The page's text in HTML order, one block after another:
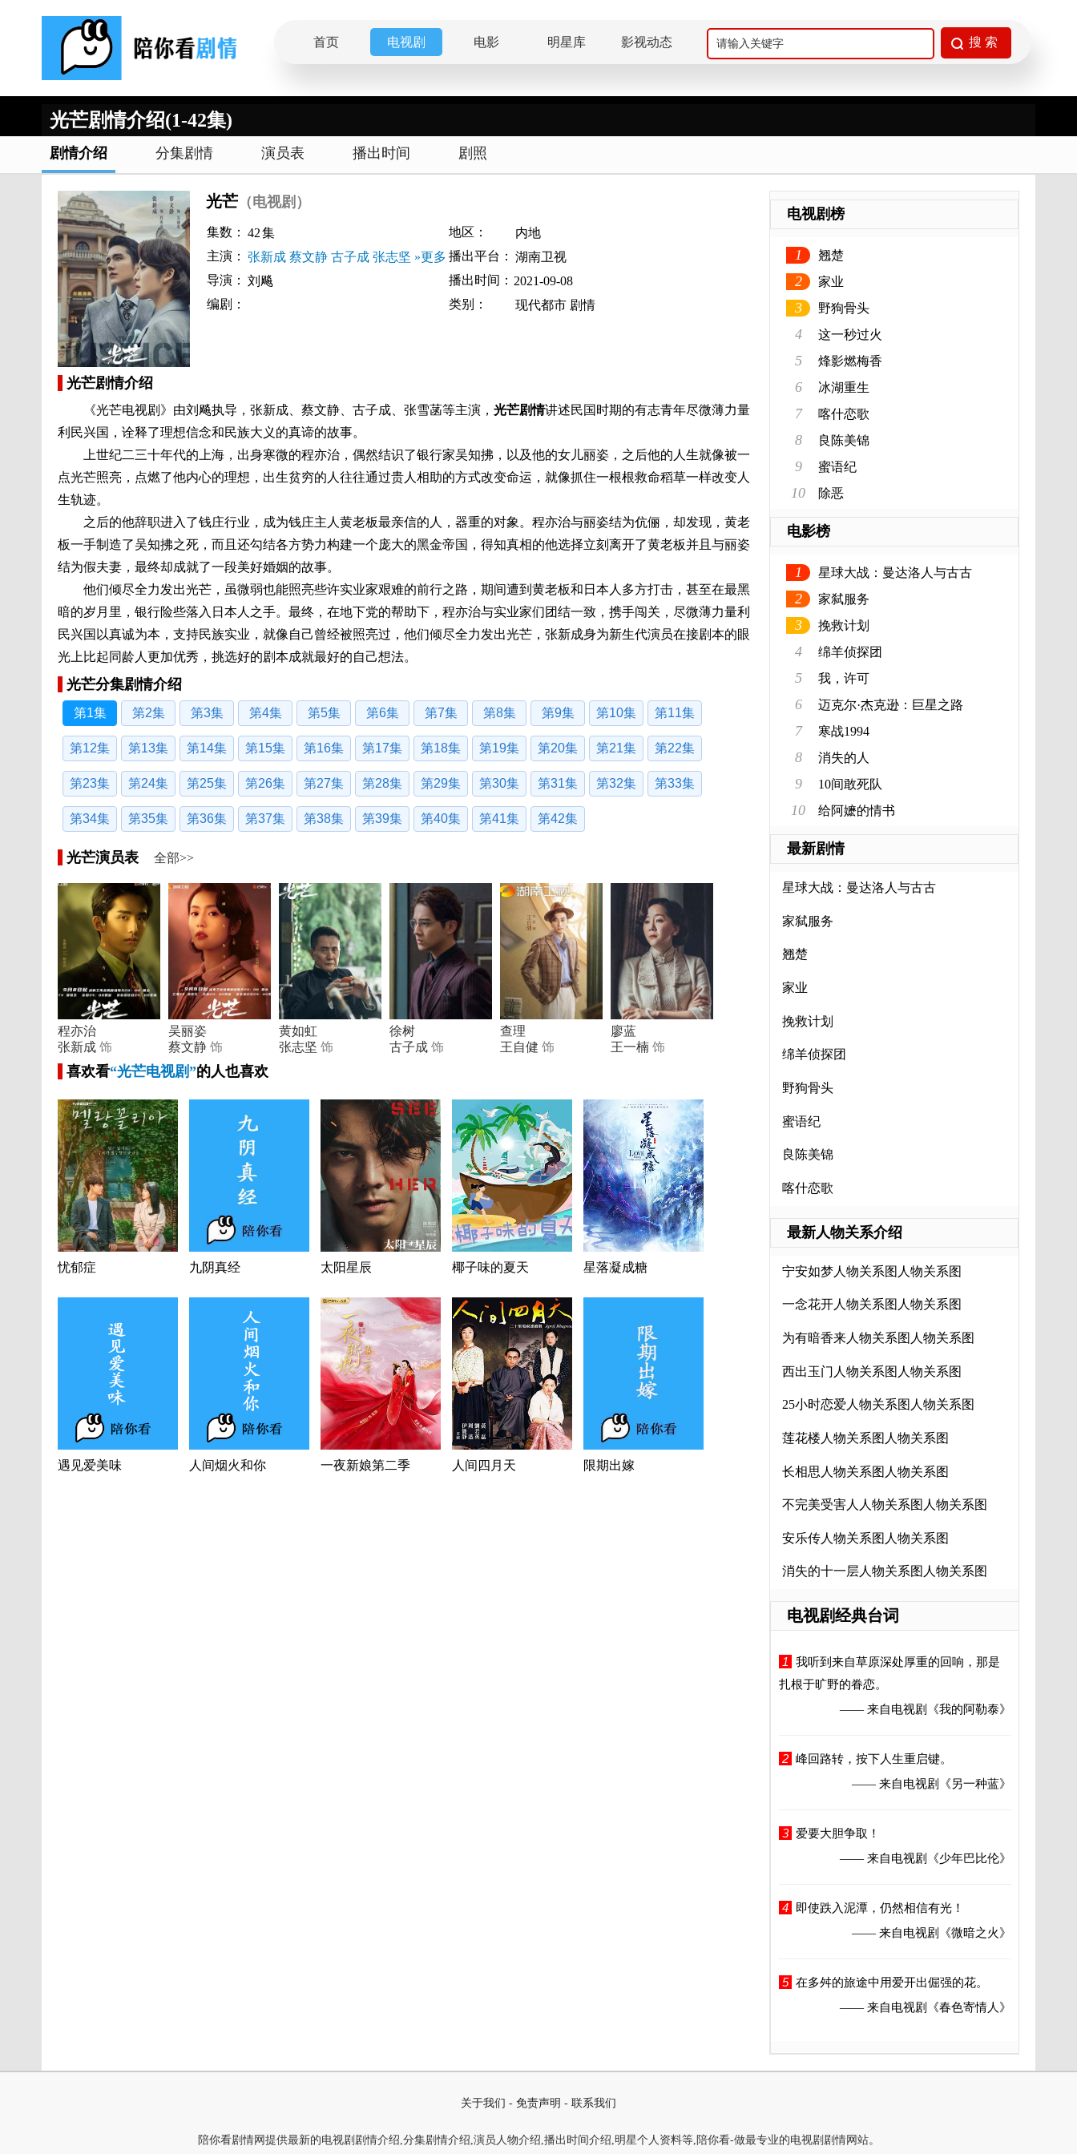
首页 电视剧 电影 明星库 影视动态
光芒剧情介绍(1-42集)
剧情介绍 分集剧情 演员表 播出时间 剧照
光芒 （电视剧）
集数： 42集 地区：
内地
主演： 张新成 蔡文静 古子成 张志坚 »更多 播出平台： 湖南卫视
导演： 刘飚 播出时间： 2021-09-08
编剧：
类别： 现代都市 剧情
光芒剧情介绍
《光芒电视剧》由刘飚执导，张新成、蔡文静、古子成、张雪菡等主演， 光芒剧情讲述民国时期的有志青年尽微薄力量
利民兴国，诠释了理想信念和民族大义的真谛的故事。
上世纪二三十年代的上海，出身寒微的程亦治，偶然结识了银行家吴知拂，以及他的女儿丽姿，之后他的人生就像被一
点光芒照亮，点燃了他内心的理想，出生贫穷的人往往通过贵人相助的方式改变命运，就像抓住一根根救命稻草一样改变人
生轨迹。
之后的他辞职进入了钱庄行业，成为钱庄主人黄老板最亲信的人，器重的对象。程亦治与丽姿结为伉俪，却发现，黄老
板一手制造了吴知拂之死，而且还勾结各方势力构建一个庞大的黑金帝国，得知真相的他选择立刻离开了黄老板并且与丽姿
结为假夫妻，最终却成就了一段美好婚姻的故事。
他们倾尽全力发出光芒，虽微弱也能照亮些许实业家艰难的前行之路，期间遭到黄老板和日本人多方打击，甚至在最黑
暗的岁月里，银行险些落入日本人之手。最终，在地下党的帮助下，程亦治与实业家们团结一致，携手闯关，尽微薄力量利
民兴国以真诚为本，支持民族实业，就像自己曾经被照亮过，他们倾尽全力发出光芒，张新成身为新生代演员在接剧本的眼
光上比起同龄人更加优秀，挑选好的剧本成就最好的自己想法。
光芒分集剧情介绍
第1集 第2集 第3集 第4集 第5集 第6集 第7集 第8集 第9集 第10集 第11集
第12集 第13集 第14集 第15集 第16集 第17集 第18集 第19集 第20集 第21集 第22集
第23集 第24集 第25集 第26集 第27集 第28集 第29集 第30集 第31集 第32集 第33集
第34集 第35集 第36集 第37集 第38集 第39集 第40集 第41集 第42集
光芒演员表 全部>>
程亦治
张新成 饰
吴丽姿
蔡文静 饰
黄如虹
张志坚 饰
徐树
古子成 饰
查理
王自健 饰
廖蓝
王一楠 饰
喜欢看“光芒电视剧”的人也喜欢
忧郁症 九阴真经 太阳星辰 椰子味的夏天 星落凝成糖
遇见爱美味 人间烟火和你 一夜新娘第二季 人间四月天 限期出嫁
电视剧榜
1 翘楚
2 家业
3 野狗骨头
4 这一秒过火
5 烽影燃梅香
6 冰湖重生
7 喀什恋歌
8 良陈美锦
9 蜜语纪
10 除恶
电影榜
1 星球大战：曼达洛人与古古
2 家弑服务
3 挽救计划
4 绵羊侦探团
5 我，许可
6 迈克尔·杰克逊：巨星之路
7 寒战1994
8 消失的人
9 10间敢死队
10 给阿嬷的情书
最新剧情
星球大战：曼达洛人与古古
家弑服务
翘楚
家业
挽救计划
绵羊侦探团
野狗骨头
蜜语纪
良陈美锦
喀什恋歌
最新人物关系介绍
宁安如梦人物关系图人物关系图
一念花开人物关系图人物关系图
为有暗香来人物关系图人物关系图
西出玉门人物关系图人物关系图
25小时恋爱人物关系图人物关系图
莲花楼人物关系图人物关系图
长相思人物关系图人物关系图
不完美受害人人物关系图人物关系图
安乐传人物关系图人物关系图
消失的十一层人物关系图人物关系图
电视剧经典台词
1
我听到来自草原深处厚重的回响，那是
扎根于旷野的眷恋。
—— 来自电视剧
《我的阿勒泰》
2 峰回路转，按下人生重启键。
—— 来自电视剧
《另一种蓝》
3
爱要大胆争取！
—— 来自电视剧
《少年巴比伦》
4
即使跌入泥潭，仍然相信有光！
—— 来自电视剧
《微暗之火》
5 在多舛的旅途中用爱开出倔强的花。
—— 来自电视剧
《春色寄情人》
关于我们 - 免责声明 - 联系我们
陪你看剧情网提供最新的电视剧剧情介绍,分集剧情介绍,演员人物介绍,播出时间介绍,明星个人资料等,陪你看-做最专业的电视剧剧情网站。